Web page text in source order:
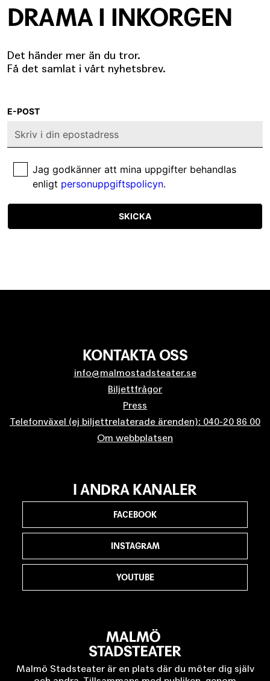
DRAMA I INKORGEN
Det händer mer än du tror.
Få det samlat i vårt nyhetsbrev.
E-POST
Jag godkänner att mina uppgifter behandlas
enligt personuppgiftspolicyn.
SKICKA
KONTAKTA OSS
info@malmostadsteater.se
Biljettfrågor
Press
Telefonväxel (ej biljettrelaterade ärenden): 040-20 86 00
Om webbplatsen
Malmö Stadsteater är en plats där du möter dig själv
I ANDRA KANALER
FACEBOOK
INSTAGRAM
YOUTUBE